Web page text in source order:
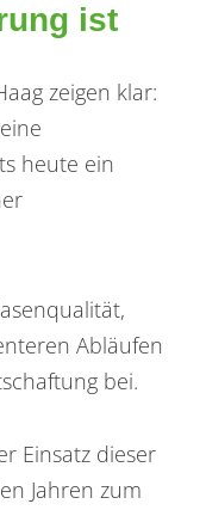
ist
zeigen klar:
heute ein
Abläufen
bei.
Einsatz dieser
Jahren zum